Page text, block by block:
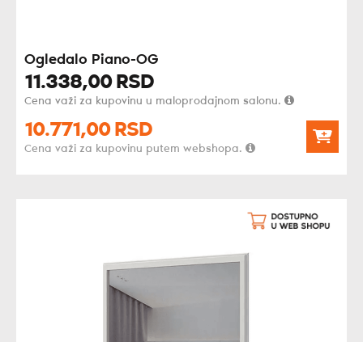
Ogledalo Piano-OG
11.338,00 RSD
Cena važi za kupovinu u maloprodajnom salonu.
10.771,00 RSD
Cena važi za kupovinu putem webshopa.